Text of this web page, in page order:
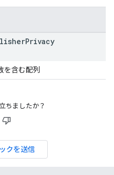
Privacy
を含む配列
ちましたか？
クを送信